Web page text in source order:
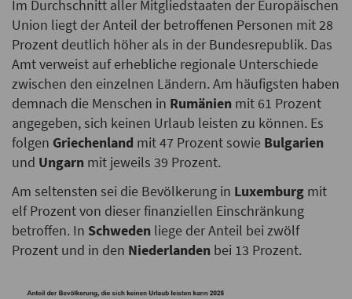
Im Durchschnitt aller Mitgliedstaaten der Europäischen
Union liegt der Anteil der betroffenen Personen mit 28
Prozent deutlich höher als in der Bundesrepublik. Das
Amt verweist auf erhebliche regionale Unterschiede
zwischen den einzelnen Ländern. Am häufigsten haben
demnach die Menschen in Rumänien mit 61 Prozent
angegeben, sich keinen Urlaub leisten zu können. Es
folgen Griechenland mit 47 Prozent sowie Bulgarien
und Ungarn mit jeweils 39 Prozent.
Am seltensten sei die Bevölkerung in Luxemburg mit
elf Prozent von dieser finanziellen Einschränkung
betroffen. In Schweden liege der Anteil bei zwölf
Prozent und in den Niederlanden bei 13 Prozent.